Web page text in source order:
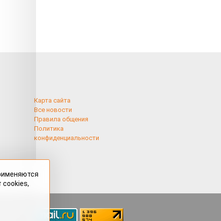
Карта сайта
Все новости
Правила общения
Политика
конфиденциальности
cookies,